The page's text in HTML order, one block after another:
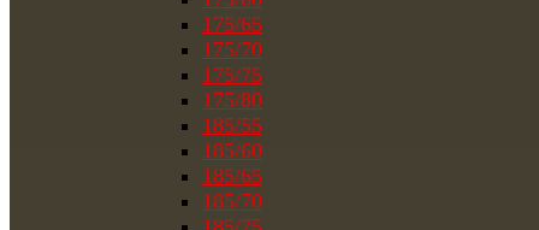
175/65
175/70
175/75
175/80
185/55
185/60
185/65
185/70